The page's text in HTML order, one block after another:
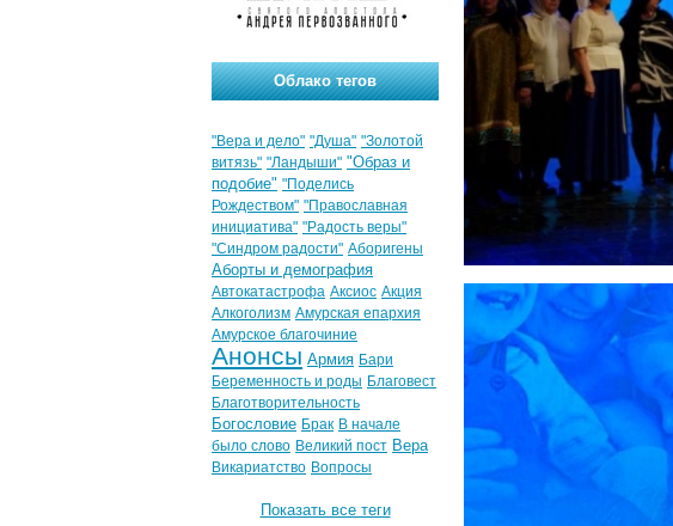
Облако тегов
"Вера и дело" "Душа" "Золотой
витязь" "Ландыши" "Образ и
подобие" "Поделись
Рождеством" "Православная
инициатива" "Радость веры"
"Синдром радости" Аборигены
Аборты и демография
Автокатастрофа Аксиос Акция
Алкоголизм Амурская епархия
Амурское благочиние
Анонсы Армия Бари
Беременность и роды Благовест
Благотворительность
Богословие Брак В начале
было слово Великий пост Вера
Викариатство Вопросы
Показать все теги